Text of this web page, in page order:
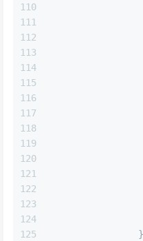
109
110
111
112
113
114
115
116
117
118
119
120
121
122
123
124